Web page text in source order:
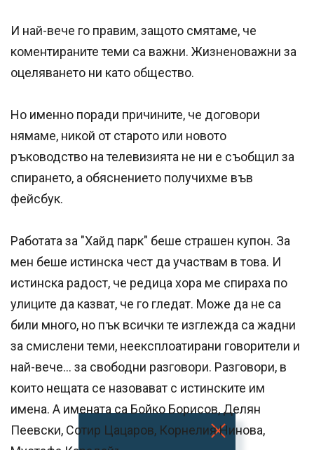
И най-вече го правим, защото смятаме, че
коментираните теми са важни. Жизненоважни за
оцеляването ни като общество.
Но именно поради причините, че договори
нямаме, никой от старото или новото
ръководство на телевизията не ни е съобщил за
спирането, а обяснението получихме във
фейсбук.
Работата за "Хайд парк" беше страшен купон. За
мен беше истинска чест да участвам в това. И
истинска радост, че редица хора ме спираха по
улиците да казват, че го гледат. Може да не са
били много, но пък всички те изглежда са жадни
за смислени теми, неексплоатирани говорители и
най-вече... за свободни разговори. Разговори, в
които нещата се назовават с истинските им
имена. А имената са Бойко Борисов, Делян
Пеевски, Сотир Цацаров, Корнелия Нинова,